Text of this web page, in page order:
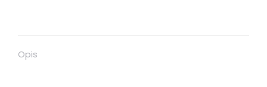
Opis